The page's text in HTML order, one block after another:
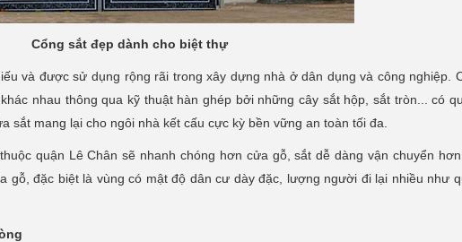
Cổng sắt đẹp dành cho biệt thự
và được sử dụng rộng rãi trong xây dựng nhà ở dân dụng và công nghiệp.
nhau thông qua kỹ thuật hàn ghép bởi những cây sắt hộp, sắt tròn... có
sắt mang lại cho ngôi nhà kết cấu cực kỳ bền vững an toàn tối đa.
quận Lê Chân sẽ nhanh chóng hơn cửa gỗ, sắt dễ dàng vận chuyển
gỗ, đặc biệt là vùng có mật độ dân cư dày đặc, lượng người đi lại nhiều như